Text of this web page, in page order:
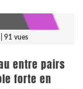
| 91 vues
entre pairs
forte en